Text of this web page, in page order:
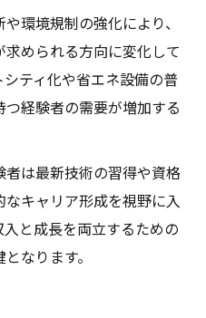
環境規制の強化により、
められる方向に変化して
ティ化や省エネ設備の普
経験者の需要が増加する
は最新技術の習得や資格
キャリア形成を視野に入
と成長を両立するための
なります。